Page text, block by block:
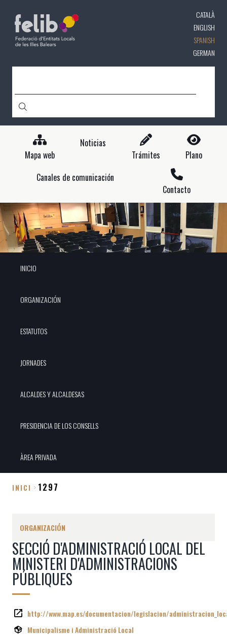
contenido
principal
CATALÀ
ENGLISH
SPANISH
GERMAN
Mapa web
Noticias
Trámites
Plano
Canales de comunicación
Contacto
INICIO
ORGANIZACIÓN
ESTATUTOS
JORNADES
ALCALDES Y ALCALDESAS
PRESIDENCIA DE LOS CONSELLS
ÀREA PRIVADA
de
ayuda
a
la
navegación
INICI 1297
ORGANIZACIÓN
SECCIÓ D'ADMINISTRACIÓ LOCAL DEL
MINISTERI D'ADMINISTRACIONS
PÚBLIQUES
http://www.map.es/documentacion/legislacion/
Municipalisme i Administració Local